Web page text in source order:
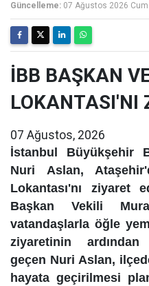
Güncelleme: 07 Ağustos 2026
İBB BAŞKAN
LOKANTASI'NI
07 Ağustos, 2026
İstanbul Büyükşehir
Nuri Aslan,
Lokantası'nı ziyaret
Başkan Vekili
vatandaşlarla öğle
ziyaretinin
geçen Nuri Aslan,
hayata geçirilmesi